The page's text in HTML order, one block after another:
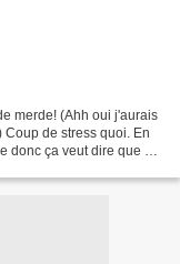
merde! (Ahh oui j'aurais
de stress quoi. En
donc ça veut dire que ça